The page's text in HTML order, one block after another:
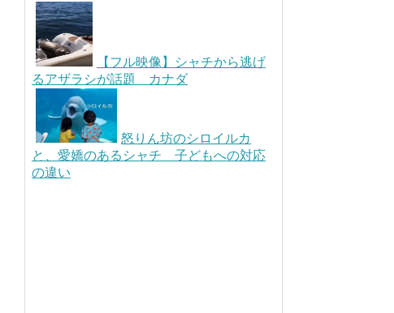
【フル映像】シャチから逃げ
るアザラシが話題 カナダ
怒りん坊のシロイルカ
と、愛嬌のあるシャチ 子どもへの対応
の違い